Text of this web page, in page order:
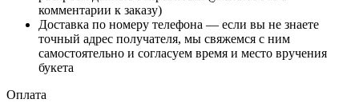
комментарии к заказу)
Доставка по номеру телефона — если вы не знаете
точный адрес получателя, мы свяжемся с ним
самостоятельно и согласуем время и место вручения
букета
Оплата